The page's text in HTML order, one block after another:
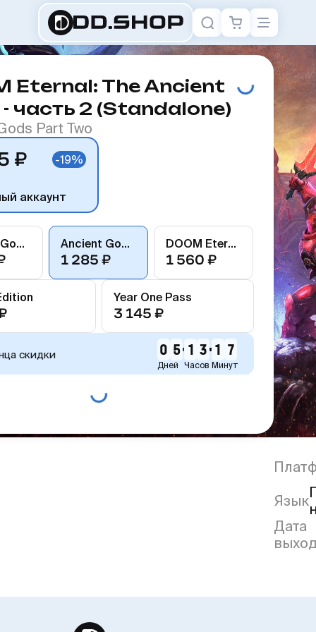
Eternal: The Ancient
часть 2 (Standalone)
Part Two
₽ -19%
аккаунт
Ancient Gods Part One Ancient Gods Part Two
1 285 ₽
DOOM Eternal
1 560 ₽
Year One Pass
3 145 ₽
скидки 0 5
Дней
1 3
Часов
1 7
Минут
Язык
Дата